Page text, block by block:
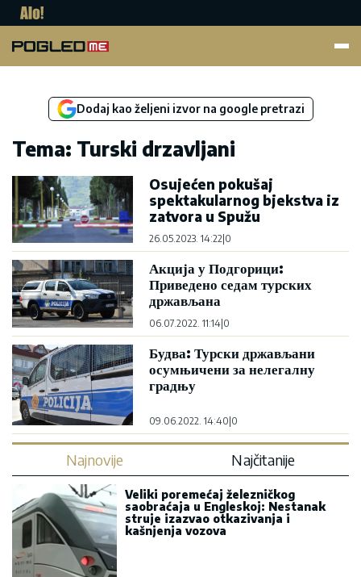
Dodaj kao željeni izvor na google pretrazi
Tema: Turski drzavljani
Osujećen pokušaj
spektakularnog bjekstva iz
zatvora u Spužu
26.05.2023. 14:22 0
Акција у Подгорици:
Приведено седам турских
држављана
06.07.2022. 11:14 0
Будва: Турски држављани
осумњичени за нелегалну
градњу
09.06.2022. 14:40 0
Najnovije Najčitanije
Veliki poremećaj železničkog
saobraćaja u Engleskoj: Nestanak
struje izazvao otkazivanja i
kašnjenja vozova